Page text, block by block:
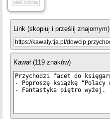
Link (skopiuj i prześlij znajomym)
Kawał (119 znaków)